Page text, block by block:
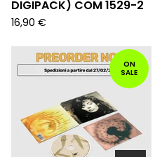
DIGIPACK) COM 1529-2
16,90 €
ON
SALE